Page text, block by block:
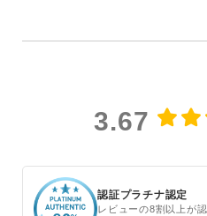
3.67
認証プラチナ認定
レビューの8割以上が